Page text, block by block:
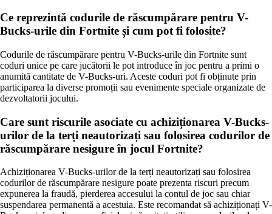
Ce reprezintă codurile de răscumpărare pentru V-
Bucks-urile din Fortnite și cum pot fi folosite?
Codurile de răscumpărare pentru V-Bucks-urile din Fortnite sunt
coduri unice pe care jucătorii le pot introduce în joc pentru a primi o
anumită cantitate de V-Bucks-uri. Aceste coduri pot fi obținute prin
participarea la diverse promoții sau evenimente speciale organizate de
dezvoltatorii jocului.
Care sunt riscurile asociate cu achiziționarea V-Bucks-
urilor de la terți neautorizați sau folosirea codurilor de
răscumpărare nesigure în jocul Fortnite?
Achiziționarea V-Bucks-urilor de la terți neautorizați sau folosirea
codurilor de răscumpărare nesigure poate prezenta riscuri precum
expunerea la fraudă, pierderea accesului la contul de joc sau chiar
suspendarea permanentă a acestuia. Este recomandat să achiziționați V-